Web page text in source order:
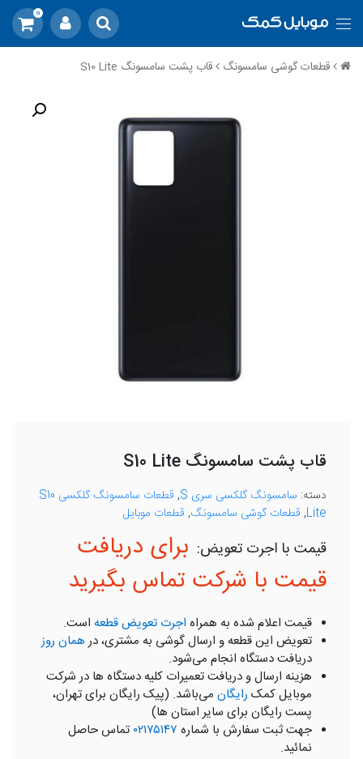
0
قطعات گوشی سامسونگ قاب پشت سامسونگ S10 Lite
قاب پشت سامسونگ S10 Lite
دسته: سامسونگ گلکسی سری S ,
قطعات سامسونگ گلکسی S10
Lite
, قطعات گوشی سامسونگ, قطعات موبایل
برای دریافت
قیمت با شرکت تماس بگیرید
قیمت اعلام شده به همراه اجرت تعویض قطعه است.
تعویض این قطعه و ارسال گوشی به مشتری، درهمان روز
دریافت دستگاه انجام می‌شود.
هزینه ارسال و دریافت تعمیرات کلیه دستگاه ها در شرکت
موبایل کمک رایگان می‌باشد. (پیک رایگان برای تهران،
پست رایگان برای سایر استان ها)
جهت ثبت سفارش با شماره ۰۲۱۷۵۱۴۷ تماس حاصل
نمائید.